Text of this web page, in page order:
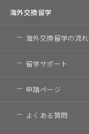
海外交換留学
海外交換留学の流れ
留学サポート
申請ページ
よくある質問